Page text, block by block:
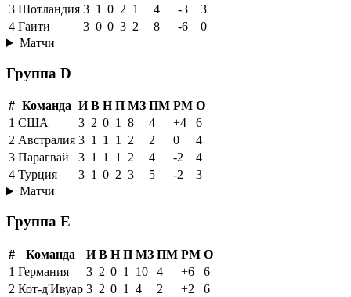
3 Шотландия 3 1 0 2 1 4 -3
3
4 Гаити 3 0 0 3 2 8 -6
0
Матчи
Группа D
# Команда И В Н П МЗ ПМ РМ О
1 США 3 2 0 1 8 4 +4
6
2 Австралия 3 1 1 1 2 2 0
4
3 Парагвай 3 1 1 1 2 4 -2
4
4 Турция 3 1 0 2 3 5 -2
3
Матчи
Группа E
# Команда И В Н П МЗ ПМ РМ О
1 Германия 3 2 0 1 10 4 +6
6
2 Кот-д'Ивуар 3 2 0 1 4 2 +2
6